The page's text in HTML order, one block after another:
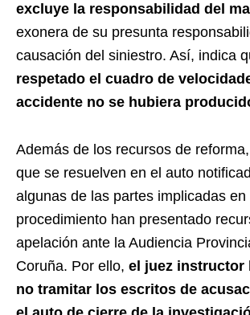
excluye la responsabilidad del
exonera de su presunta
causación del siniestro. Así, indica
respetado el cuadro de
accidente no se hubiera
Además de los recursos de
que se resuelven en el auto
algunas de las partes implicadas en
procedimiento han presentado
apelación ante la Audiencia
Coruña. Por ello, el juez instructor
no tramitar los escritos de